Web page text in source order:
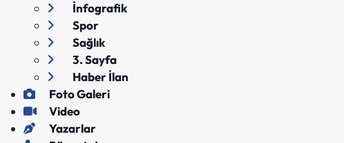
İnfografik
Spor
Sağlık
3. Sayfa
Haber İlan
Foto Galeri
Video
Yazarlar